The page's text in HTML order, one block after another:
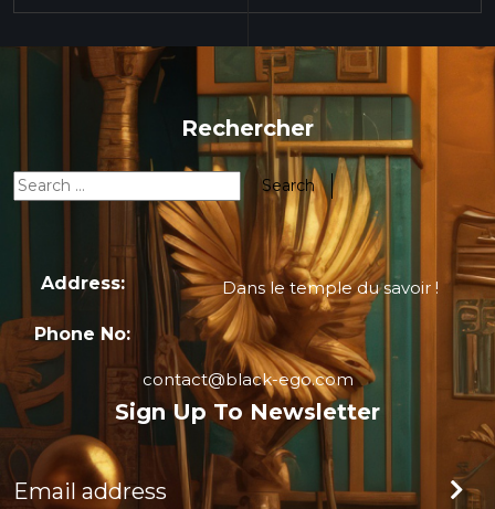
Rechercher
Address: Dans le temple du savoir !
Phone No:
contact@black-ego.com
Sign Up To Newsletter